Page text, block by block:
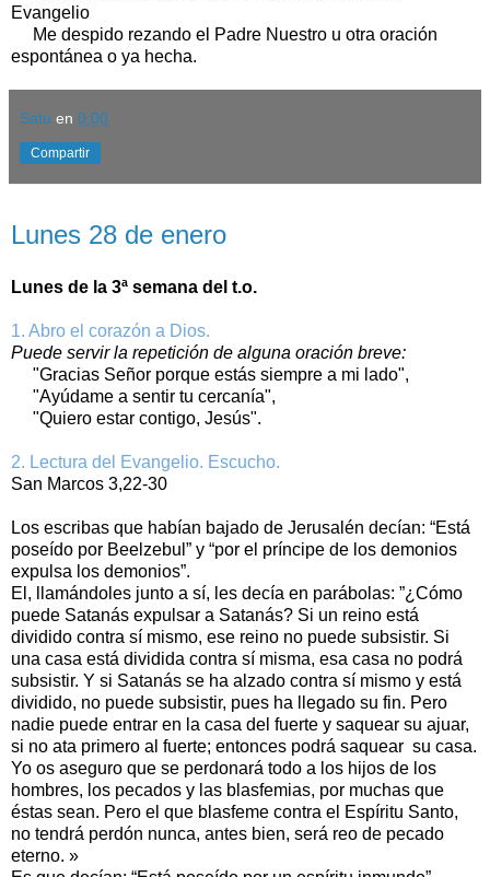
Evangelio
Me despido rezando el Padre Nuestro u otra oración
espontánea o ya hecha.
Satu en 0:00
Compartir
Lunes 28 de enero
Lunes de la 3ª semana del t.o.
1. Abro el corazón a Dios.
Puede servir la repetición de alguna oración breve:
"Gracias Señor porque estás siempre a mi lado",
"Ayúdame a sentir tu cercanía",
"Quiero estar contigo, Jesús".
2. Lectura del Evangelio. Escucho.
San Marcos 3,22-30
Los escribas que habían bajado de Jerusalén decían: “Está
poseído por Beelzebul” y “por el príncipe de los demonios
expulsa los demonios”.
El, llamándoles junto a sí, les decía en parábolas: ”¿Cómo
puede Satanás expulsar a Satanás? Si un reino está
dividido contra sí mismo, ese reino no puede subsistir. Si
una casa está dividida contra sí misma, esa casa no podrá
subsistir. Y si Satanás se ha alzado contra sí mismo y está
dividido, no puede subsistir, pues ha llegado su fin. Pero
nadie puede entrar en la casa del fuerte y saquear su ajuar,
si no ata primero al fuerte; entonces podrá saquear su casa.
Yo os aseguro que se perdonará todo a los hijos de los
hombres, los pecados y las blasfemias, por muchas que
éstas sean. Pero el que blasfeme contra el Espíritu Santo,
no tendrá perdón nunca, antes bien, será reo de pecado
eterno. »